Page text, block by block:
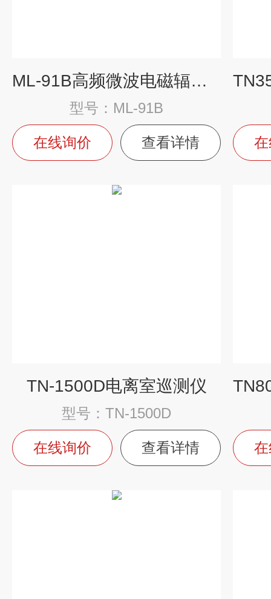
ML-91B高频微波电磁辐射检测仪
型号：ML-91B
在线询价 查看详情
TN-1500D电离室巡测仪
型号：TN-1500D
在线询价 查看详情